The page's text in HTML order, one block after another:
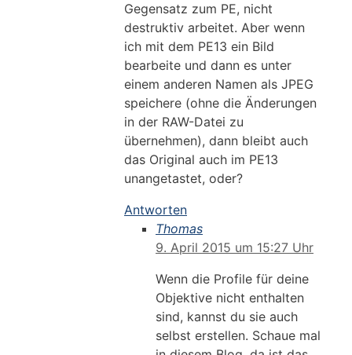
Gegensatz zum PE, nicht
destruktiv arbeitet. Aber wenn
ich mit dem PE13 ein Bild
bearbeite und dann es unter
einem anderen Namen als JPEG
speichere (ohne die Änderungen
in der RAW-Datei zu
übernehmen), dann bleibt auch
das Original auch im PE13
unangetastet, oder?
Antworten
Thomas
9. April 2015 um 15:27 Uhr
Wenn die Profile für deine
Objektive nicht enthalten
sind, kannst du sie auch
selbst erstellen. Schaue mal